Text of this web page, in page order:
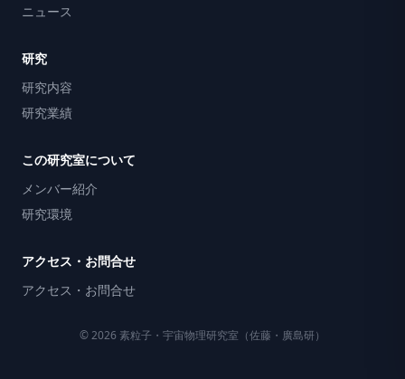
ニュース
研究
研究内容
研究業績
この研究室について
メンバー紹介
研究環境
アクセス・お問合せ
アクセス・お問合せ
© 2026 素粒子・宇宙物理研究室（佐藤・廣島研）